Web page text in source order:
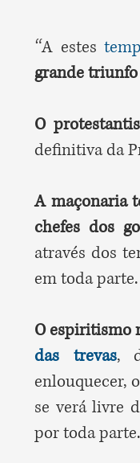
“A estes
grande
O
definitiva da
A maçonaria
chefes dos
através dos
em toda parte.
O espiritismo
das trevas,
enlouquecer,
se verá livre
por toda parte.